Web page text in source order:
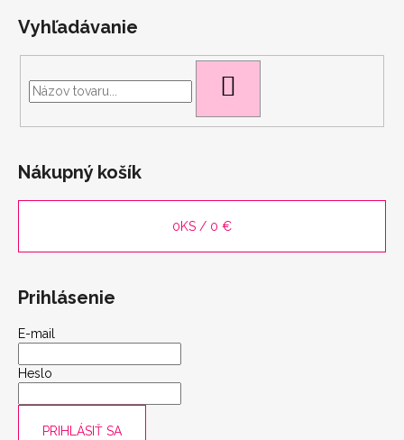
Vyhľadávanie
Nákupný košík
0KS / 0 €
Prihlásenie
E-mail
Heslo
PRIHLÁSIŤ SA